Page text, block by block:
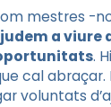
mestres -
a viure
.
cal abraçar.
voluntats